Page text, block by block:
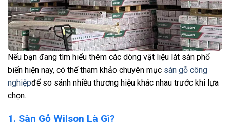
Nếu bạn đang tìm hiểu thêm các dòng vật liệu lát sàn phổ
biến hiện nay, có thể tham khảo chuyên mục sàn gỗ công
nghiệpđể so sánh nhiều thương hiệu khác nhau trước khi lựa
chọn.
1. Sàn Gỗ Wilson Là Gì?